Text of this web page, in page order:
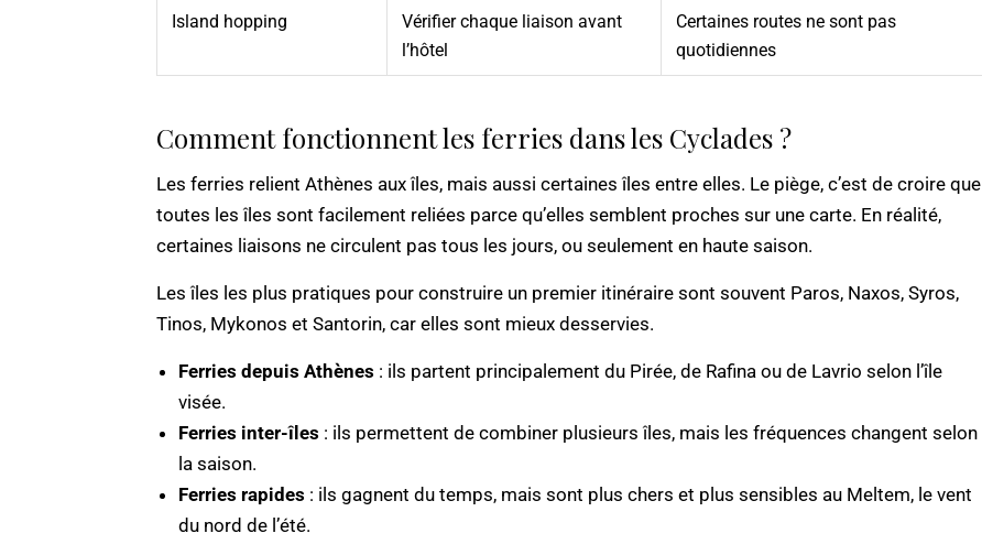
Island hopping
Vérifier chaque liaison avant
l’hôtel
Certaines routes ne sont pas
quotidiennes
Comment fonctionnent les ferries dans les Cyclades ?
Les ferries relient Athènes aux îles, mais aussi certaines îles entre elles. Le piège, c’est de croire que
toutes les îles sont facilement reliées parce qu’elles semblent proches sur une carte. En réalité,
certaines liaisons ne circulent pas tous les jours, ou seulement en haute saison.
Les îles les plus pratiques pour construire un premier itinéraire sont souvent Paros, Naxos, Syros,
Tinos, Mykonos et Santorin, car elles sont mieux desservies.
Ferries depuis Athènes : ils partent principalement du Pirée, de Rafina ou de Lavrio selon l’île
visée.
Ferries inter-îles : ils permettent de combiner plusieurs îles, mais les fréquences changent selon
la saison.
Ferries rapides : ils gagnent du temps, mais sont plus chers et plus sensibles au Meltem, le vent
du nord de l’été.